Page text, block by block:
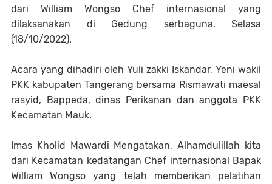
dari William Wongso Chef internasional yang
dilaksanakan di Gedung serbaguna, Selasa
(18/10/2022).
Acara yang dihadiri oleh Yuli zakki Iskandar, Yeni wakil
PKK kabupaten Tangerang bersama Rismawati maesal
rasyid, Bappeda, dinas Perikanan dan anggota PKK
Kecamatan Mauk.
Imas Kholid Mawardi Mengatakan, Alhamdulillah kita
dari Kecamatan kedatangan Chef internasional Bapak
William Wongso yang telah memberikan pelatihan